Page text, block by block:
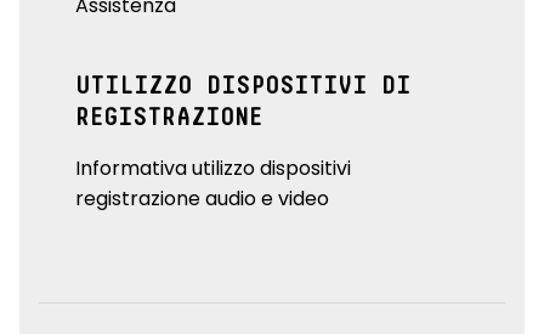
UTILIZZO DISPOSITIVI DI
REGISTRAZIONE
Informativa utilizzo dispositivi
registrazione audio e video